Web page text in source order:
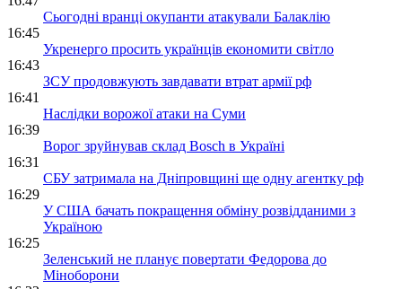
Сьогодні вранці окупанти атакували Балаклію
16:45
Укренерго просить українців економити світло
16:43
ЗСУ продовжують завдавати втрат армії рф
16:41
Наслідки ворожої атаки на Суми
16:39
Ворог зруйнував склад Bosch в Україні
16:31
СБУ затримала на Дніпровщині ще одну агентку рф
16:29
У США бачать покращення обміну розвідданими з
Україною
16:25
Зеленський не планує повертати Федорова до
Міноборони